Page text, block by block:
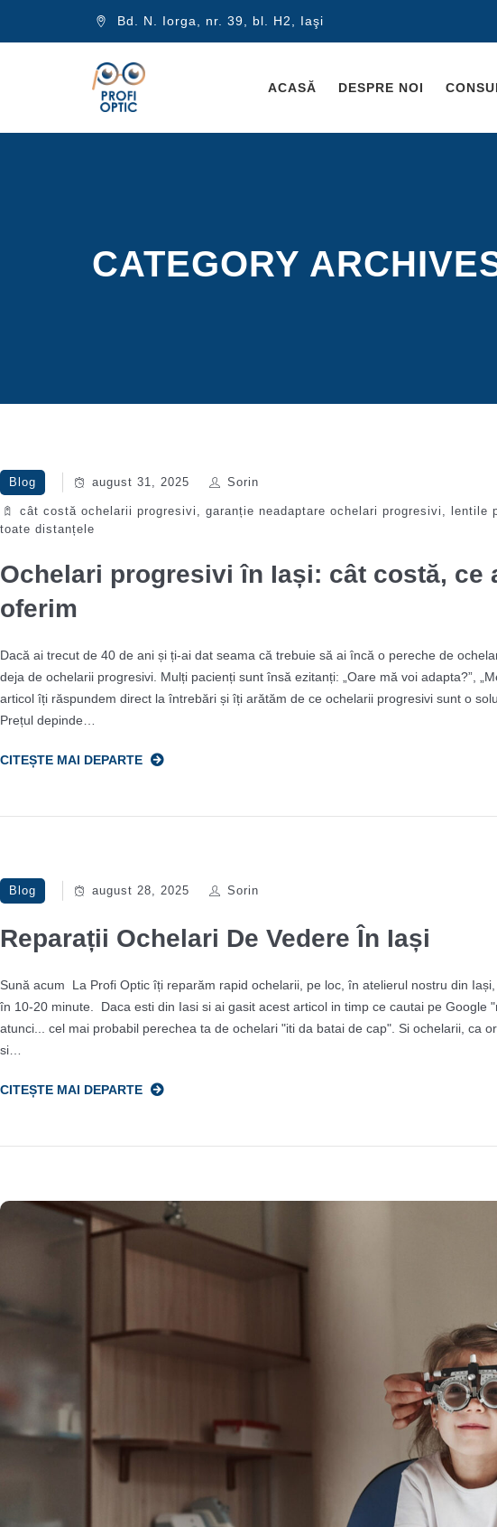
Bd. N. Iorga, nr. 39, bl. H2, Iaşi
ACASĂ DESPRE NOI
CATEGORY
Blog august 31, 2025 Sorin
cât costă ochelarii progresivi , garanție neadaptare ochelari progresivi , lentile
toate distanțele
Ochelari progresivi în Iași: cât costă, ce
oferim
Dacă ai trecut de 40 de ani și ți-ai dat seama că trebuie să ai încă o pereche de
deja de ochelarii progresivi. Mulți pacienți sunt însă ezitanți: „Oare mă voi adapta?”,
articol îți răspundem direct la întrebări și îți arătăm de ce ochelarii progresivi sunt o
Prețul depinde…
CITEȘTE MAI DEPARTE
Blog august 28, 2025 Sorin
Reparații Ochelari De Vedere În Iași
Sună acum La Profi Optic îți reparăm rapid ochelarii, pe loc, în atelierul nostru din
în 10-20 minute. Daca esti din Iasi si ai gasit acest articol in timp ce cautai pe Google
atunci... cel mai probabil perechea ta de ochelari "iti da batai de cap". Si ochelarii, ca
si…
CITEȘTE MAI DEPARTE